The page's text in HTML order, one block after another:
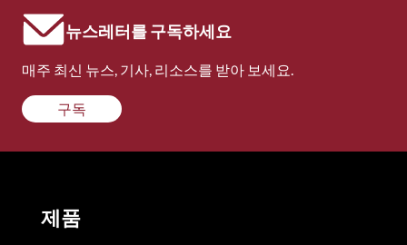
뉴스레터를 구독하세요
매주 최신 뉴스, 기사, 리소스를 받아 보세요.
구독
제품